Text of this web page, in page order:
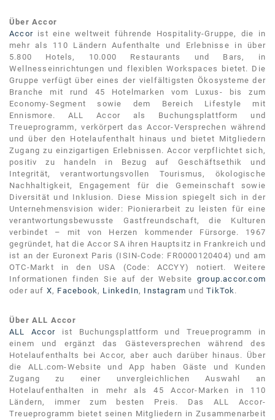
Über Accor
Accor ist eine weltweit führende Hospitality-Gruppe, die in
mehr als 110 Ländern Aufenthalte und Erlebnisse in über
5.800 Hotels, 10.000 Restaurants und Bars, in
Wellnesseinrichtungen und flexiblen Workspaces bietet. Die
Gruppe verfügt über eines der vielfältigsten Ökosysteme der
Branche mit rund 45 Hotelmarken vom Luxus- bis zum
Economy-Segment sowie dem Bereich Lifestyle mit
Ennismore. ALL Accor als Buchungsplattform und
Treueprogramm, verkörpert das Accor-Versprechen während
und über den Hotelaufenthalt hinaus und bietet Mitgliedern
Zugang zu einzigartigen Erlebnissen. Accor verpflichtet sich,
positiv zu handeln in Bezug auf Geschäftsethik und
Integrität, verantwortungsvollen Tourismus, ökologische
Nachhaltigkeit, Engagement für die Gemeinschaft sowie
Diversität und Inklusion. Diese Mission spiegelt sich in der
Unternehmensvision wider: Pionierarbeit zu leisten für eine
verantwortungsbewusste Gastfreundschaft, die Kulturen
verbindet – mit von Herzen kommender Fürsorge. 1967
gegründet, hat die Accor SA ihren Hauptsitz in Frankreich und
ist an der Euronext Paris (ISIN-Code: FR0000120404) und am
OTC-Markt in den USA (Code: ACCYY) notiert. Weitere
Informationen finden Sie auf der Website group.accor.com
oder auf X, Facebook, LinkedIn, Instagram undTikTok.
Über ALL Accor
ALL Accor ist Buchungsplattform und Treueprogramm in
einem und ergänzt das Gästeversprechen während des
Hotelaufenthalts bei Accor, aber auch darüber hinaus. Über
die ALL.com-Website und App haben Gäste und Kunden
Zugang zu einer unvergleichlichen Auswahl an
Hotelaufenthalten in mehr als 45 Accor-Marken in 110
Ländern, immer zum besten Preis. Das ALL Accor-
Treueprogramm bietet seinen Mitgliedern in Zusammenarbeit